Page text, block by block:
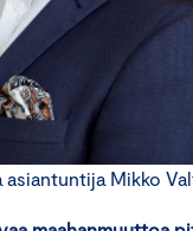
Mikko